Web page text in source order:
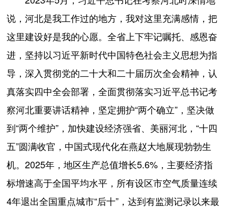
说，河北是我工作过的地方，我对这里充满感情，把
这里建设好是我的心愿。全省上下牢记嘱托、感恩奋
进，坚持以习近平新时代中国特色社会主义思想为指
导，深入贯彻党的二十大和二十届历次全会精神，认
真落实四中全会部署，全面贯彻落实习近平总书记考
察河北重要讲话精神，坚定拥护“两个确立”，坚决做
到“两个维护”，加快建设经济强省、美丽河北，“十四
五”圆满收官，中国式现代化在燕赵大地展现勃勃生
机。2025年，地区生产总值增长5.6%，主要经济指
标增速高于全国平均水平，所有设区市空气质量连续
4年退出全国重点城市“后十”，达到有监测记录以来最